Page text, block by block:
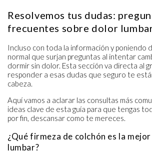
Resolvemos tus dudas:
frecuentes sobre dolor
Incluso con toda la información y poniendo
normal que surjan preguntas al intentar
dormir sin dolor. Esta sección va directa al
responder a esas dudas que seguro te
cabeza.
Aquí vamos a aclarar las consultas más
ideas clave de esta guía para que tengas
por fin, descansar como te mereces.
¿Qué firmeza de colchón es la
lumbar?